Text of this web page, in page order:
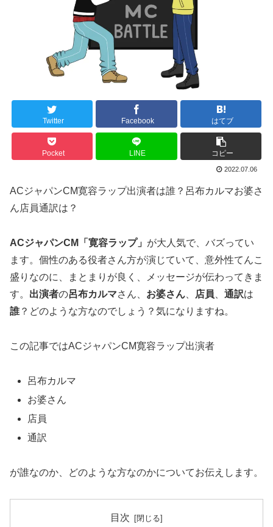
Twitter Facebook はてブ
Pocket LINE コピー
2022.07.06
ACジャパンCM寛容ラップ出演者は誰？呂布カルマお婆さ
ん店員通訳は？
ACジャパンCM「寛容ラップ」 が大人気で、バズってい
ます。個性のある役者さん方が演じていて、意外性てんこ
盛りなのに、まとまりが良く、メッセージが伝わってきま
す。 出演者の呂布カルマさん、 お婆さん 店員 通訳は
誰 ？どのような方なのでしょう？気になりますね。
この記事ではACジャパンCM寛容ラップ出演者
呂布カルマ
お婆さん
店員
通訳
が誰なのか、どのような方なのかについてお伝えします。
目次